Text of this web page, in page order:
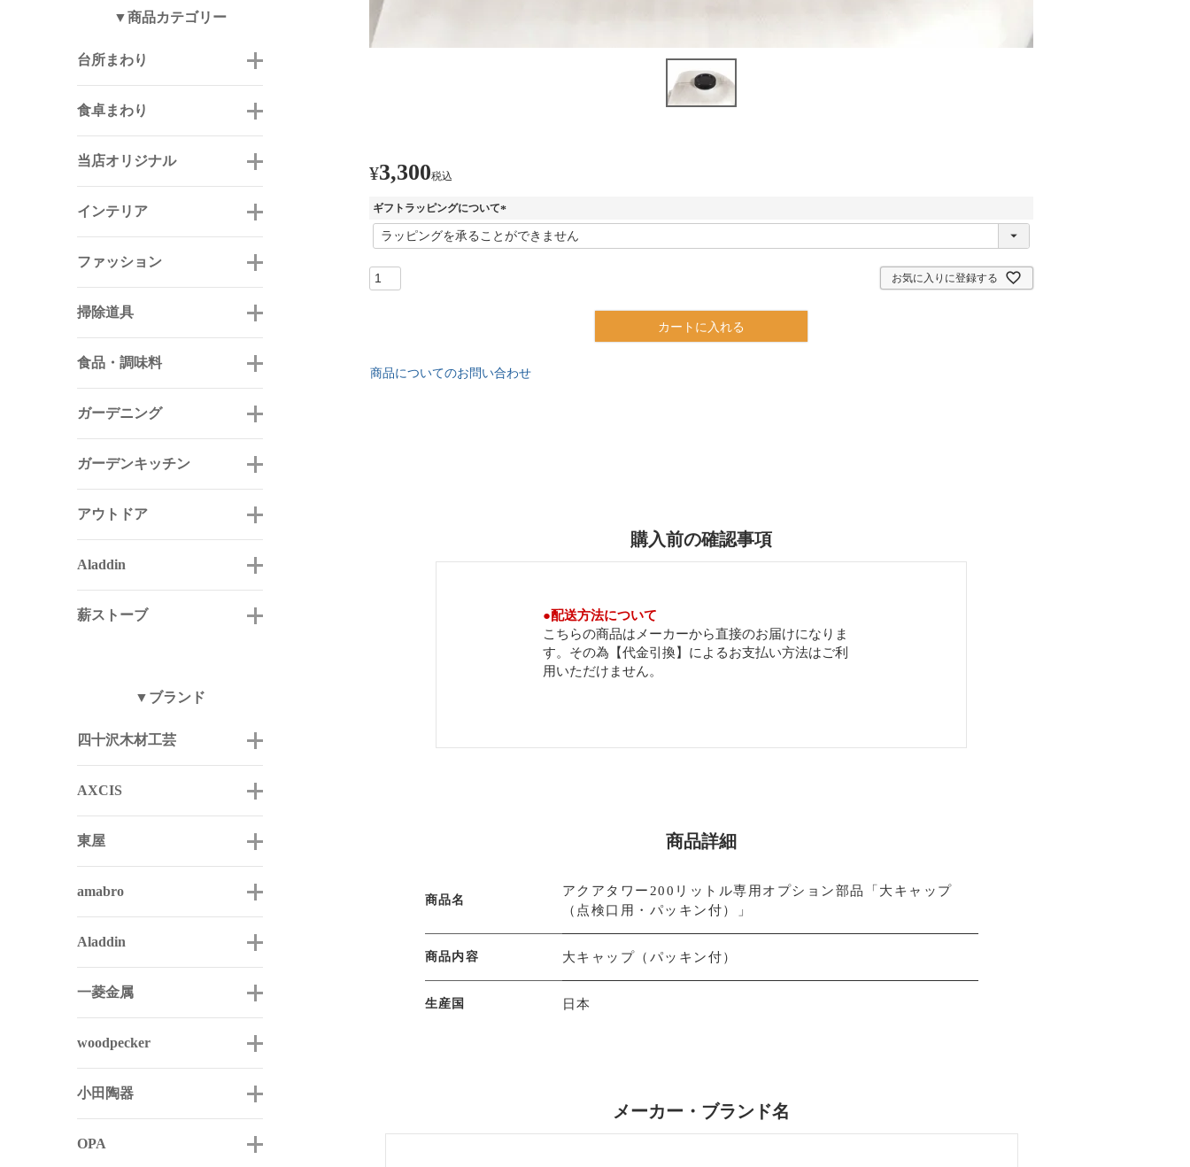
▼商品カテゴリー
台所まわり
食卓まわり
当店オリジナル
インテリア
ファッション
掃除道具
食品・調味料
ガーデニング
ガーデンキッチン
アウトドア
Aladdin
薪ストーブ
▼ブランド
四十沢木材工芸
AXCIS
東屋
amabro
Aladdin
一菱金属
woodpecker
小田陶器
OPA
¥3,300税込
ギフトラッピングについて
(
必
お気に入りに登録する
カートに入れる
商品についてのお問い合わせ
購入前の確認事項
●配送方法について
こちらの商品はメーカーから直接のお届けになりま
す。その為【代金引換】によるお支払い方法はご利
用いただけません。
商品詳細
商品名
アクアタワー200リットル専用オプション部品「大キャップ
（点検口用・パッキン付）」
商品内容 大キャップ（パッキン付）
生産国 日本
メーカー・ブランド名